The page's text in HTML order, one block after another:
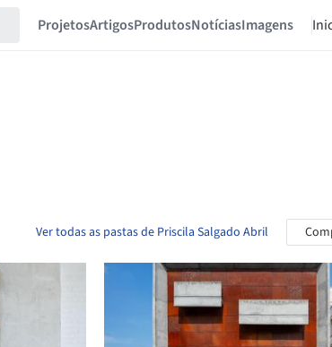
ProjetosArtigosProdutosNotíciasImagens
Ver todas as pastas de Priscila Salgado Abril